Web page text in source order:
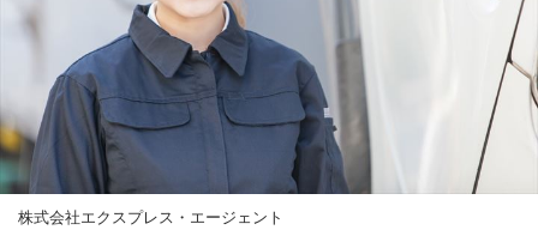
株式会社エクスプレス・エージェント